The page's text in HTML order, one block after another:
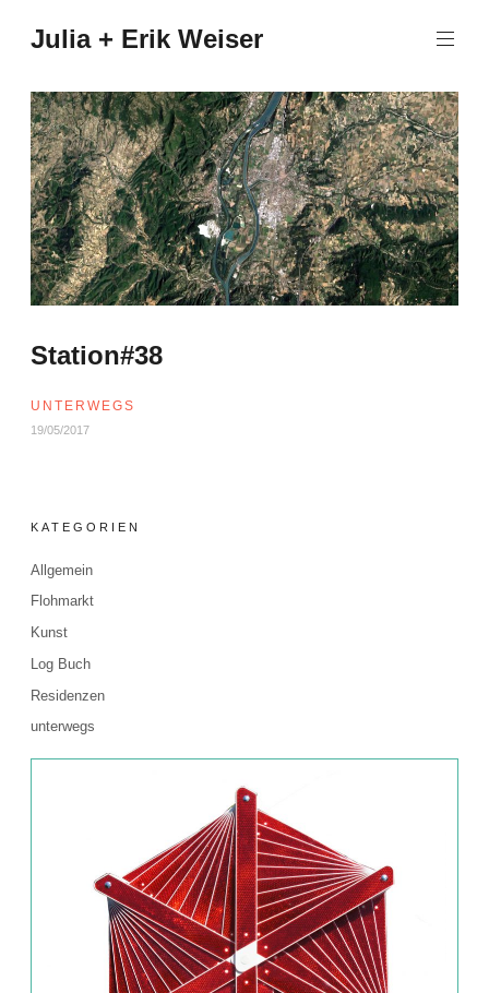
Inhalt
Julia + Erik Weiser
Station#38
UNTERWEGS
19/05/2017
KATEGORIEN
Allgemein
Flohmarkt
Kunst
Log Buch
Residenzen
unterwegs